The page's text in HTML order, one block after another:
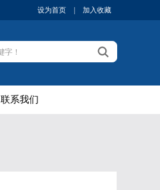
设为首页 加入收藏
联系我们